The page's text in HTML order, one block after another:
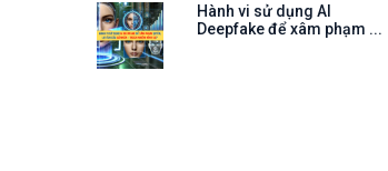
Hành vi sử dụng AI
Deepfake để xâm phạm ...